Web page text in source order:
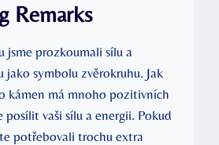
Remarks
jsme prozkoumali sílu a
symbolu zvěrokruhu. Jak
kámen má mnoho pozitivních
posílit vaši sílu a energii. Pokud
potřebovali trochu extra